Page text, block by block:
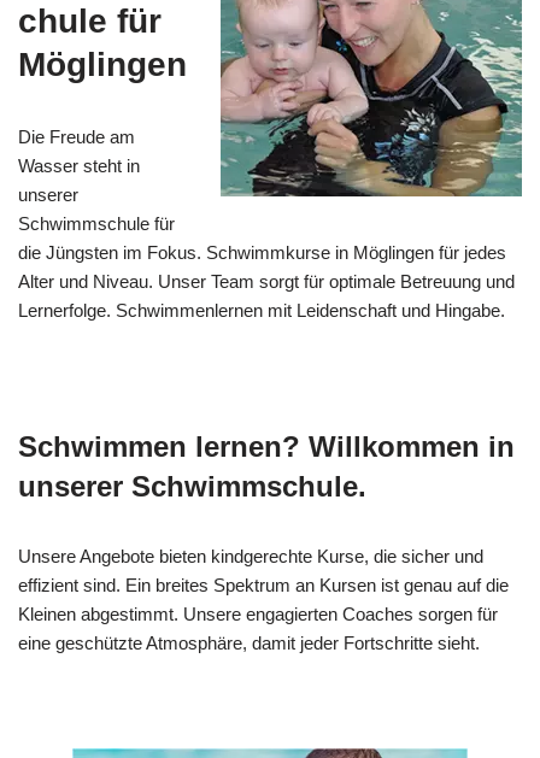
chule für
Möglingen
Die Freude am
Wasser steht in
unserer
Schwimmschule für
die Jüngsten im Fokus. Schwimmkurse in Möglingen für jedes
Alter und Niveau. Unser Team sorgt für optimale Betreuung und
Lernerfolge. Schwimmenlernen mit Leidenschaft und Hingabe.
Schwimmen lernen? Willkommen in
unserer Schwimmschule.
Unsere Angebote bieten kindgerechte Kurse, die sicher und
effizient sind. Ein breites Spektrum an Kursen ist genau auf die
Kleinen abgestimmt. Unsere engagierten Coaches sorgen für
eine geschützte Atmosphäre, damit jeder Fortschritte sieht.